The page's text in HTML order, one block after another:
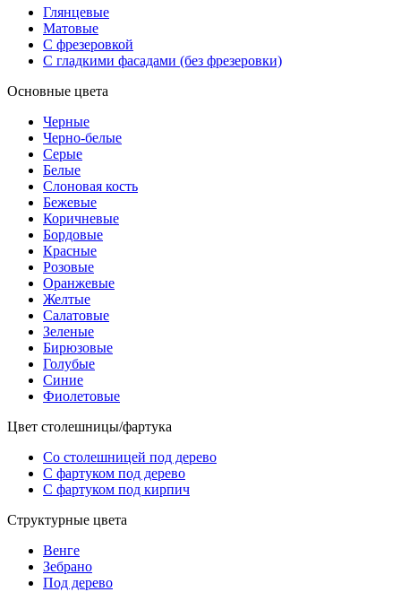
Глянцевые
Матовые
С фрезеровкой
С гладкими фасадами (без фрезеровки)
Основные цвета
Черные
Черно-белые
Серые
Белые
Слоновая кость
Бежевые
Коричневые
Бордовые
Красные
Розовые
Оранжевые
Желтые
Салатовые
Зеленые
Бирюзовые
Голубые
Синие
Фиолетовые
Цвет столешницы/фартука
Со столешницей под дерево
С фартуком под дерево
С фартуком под кирпич
Структурные цвета
Венге
Зебрано
Под дерево